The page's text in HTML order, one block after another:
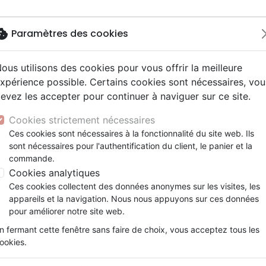
NouveautésBibles
courant
fondamental
Autres versions
Bibles d'étude
Bibles audio
Nouveaux Testaments
Livres
sectes
adoration, louange
Famille, couple
Personne, santé
Ethique, société, politique
Religions
ans
Adolescents, jeunes
Enseignement jeunesse
de fête
Recueils et partitions
reportages
animés
Concerts, spectacles
Willow Tree
Objets cadeaux
Jeux
Fourres de Bible
baptême de puissance
Baptême de l'Esprit,
Référence
Détails du produit
Référence
EAN / ISBN
9782958655501
Poids
0 g
Paramètres des cookies
utilisons des cookies pour vous offrir la meilleure
possible. Certains cookies sont nécessaires,
les accepter pour continuer à naviguer sur ce site.
Cookies strictement nécessaires
Ces cookies sont nécessaires à la fonctionnalité du site web. Ils
sont nécessaires pour l'authentification du client, le panier et la
commande.
Cookies analytiques
Ces cookies collectent des données anonymes sur les visites, les
appareils et la navigation. Nous nous appuyons sur ces données
pour améliorer notre site web.
fermant cette fenêtre sans faire de choix, vous acceptez tous les